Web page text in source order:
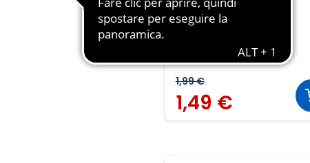
500g
1,99 €
1,49 €